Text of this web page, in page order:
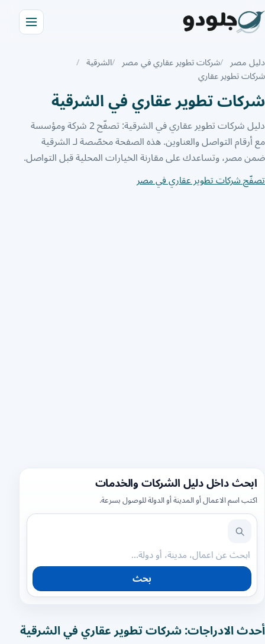
دليل مصر شركات تطوير عقاري في مصر الشرقية
شركات تطوير عقاري
شركات تطوير عقاري في الشرقية
دليل شركات تطوير عقاري في الشرقية: تصفّح 2 شركة ومؤسسة
مع أرقام التواصل والعناوين. هذه الصفحة مخصّصة لـ الشرقية
ضمن مصر، وتساعدك على مقارنة الخيارات المحلية قبل التواصل.
تصفّح شركات تطوير عقاري في مصر
ابحث داخل دليل الشركات والخدمات
اكتب اسم الاعمال أو المدينة أو الدولة للوصول بسرعة.
بحث
أحدث الادراجات: شركات تطوير عقاري في الشرقية